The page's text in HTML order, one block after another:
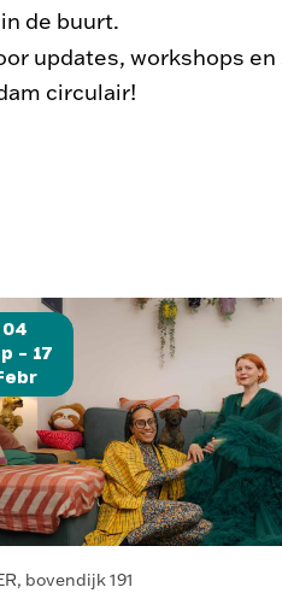
de buurt.
updates, workshops
circulair!
04
- 17
bovendijk 191